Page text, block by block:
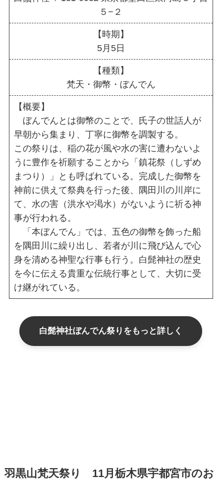
５−２
【時期】
5月5日
【種類】
梵天・御幣・ぼんでん
【概要】
ぼんでんとは御幣のことで、氏子の世話人が
早朝から集まり、丁寧に御幣を調製する。
この祭りは、稲の花が風や水の害に遭わないよ
うに豊作を祈願することから「鎮花祭（しずめ
まつり）」とも呼ばれている。完成した御幣を
神前に供えて祭典を行った後、隅田川の川岸に
て、水の害（洪水や渇水）がないように祈る神
事が行われる。
「本ぼんでん」では、五色の御幣を飾った船
を隅田川に繰り出し、若者が川に飛び込んで心
身を清める神聖な行事も行う。白髭神社の歴史
を今に伝える貴重な伝統行事として、大切に受
け継がれている。
白髭神社ぼんでん祭りをもっと詳しく
羽黒山梵天祭り 11月栃木県宇都宮市のお